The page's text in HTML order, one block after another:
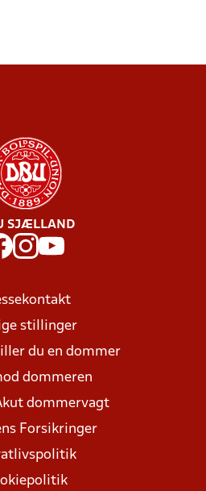
SJÆLLAND
stillinger
du en dommer
dommeren
dommervagt
Forsikringer